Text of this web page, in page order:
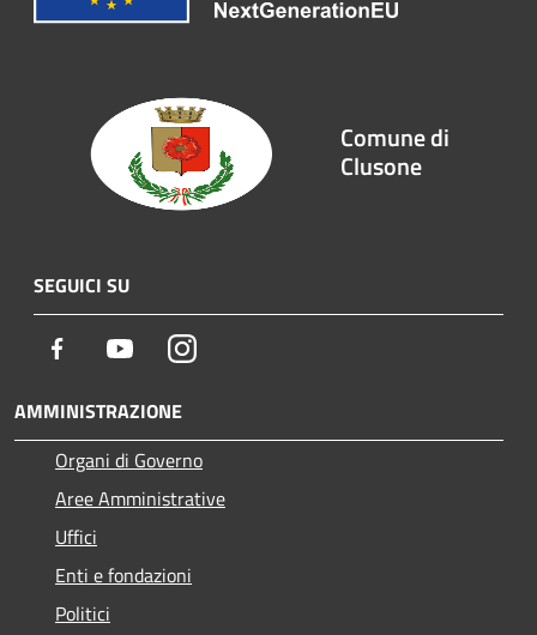
Comune di
Clusone
SEGUICI SU
Facebook YoutubeInstagram
AMMINISTRAZIONE
Organi di Governo
Aree Amministrative
Uffici
Enti e fondazioni
Politici